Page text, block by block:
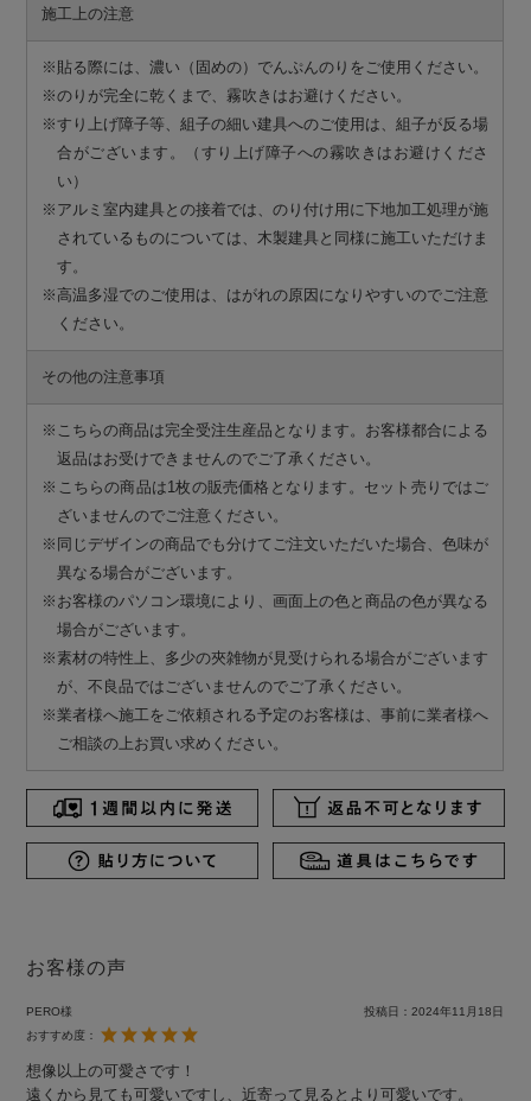
施工上の注意
※貼る際には、濃い（固めの）でんぷんのりをご使用ください。
※のりが完全に乾くまで、霧吹きはお避けください。
※すり上げ障子等、組子の細い建具へのご使用は、組子が反る場
合がございます。（すり上げ障子への霧吹きはお避けくださ
い）
※アルミ室内建具との接着では、のり付け用に下地加工処理が施
されているものについては、木製建具と同様に施工いただけま
す。
※高温多湿でのご使用は、はがれの原因になりやすいのでご注意
ください。
その他の注意事項
※こちらの商品は完全受注生産品となります。お客様都合による
返品はお受けできませんのでご了承ください。
※こちらの商品は1枚の販売価格となります。セット売りではご
ざいませんのでご注意ください。
※同じデザインの商品でも分けてご注文いただいた場合、色味が
異なる場合がございます。
※お客様のパソコン環境により、画面上の色と商品の色が異なる
場合がございます。
※素材の特性上、多少の夾雑物が見受けられる場合がございます
が、不良品ではございませんのでご了承ください。
※業者様へ施工をご依頼される予定のお客様は、事前に業者様へ
ご相談の上お買い求めください。
お客様の声
PERO様 投稿日：2024年11月18日
おすすめ度：
想像以上の可愛さです！
遠くから見ても可愛いですし、近寄って見るとより可愛いです。